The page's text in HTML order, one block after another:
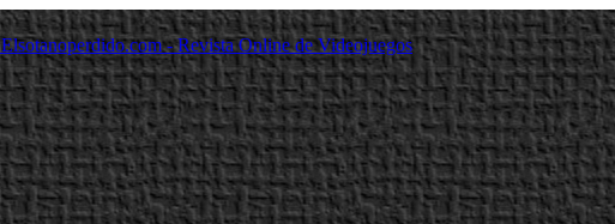
Elsotanoperdido.com - Revista Online de Videojuegos